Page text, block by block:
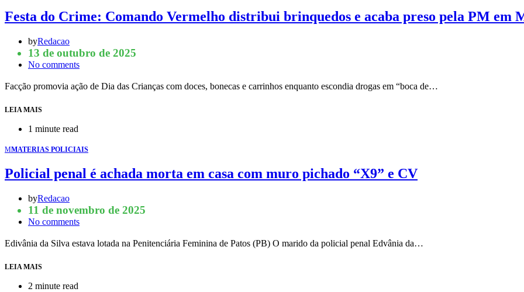
Festa do Crime: Comando Vermelho distribui brinquedos e acaba preso pela PM em
byRedacao
13 de outubro de 2025
No comments
Facção promovia ação de Dia das Crianças com doces, bonecas e carrinhos enquanto escondia drogas em “boca de…
LEIA MAIS
1 minute read
MMATERIAS POLICIAIS
Policial penal é achada morta em casa com muro pichado “X9” e CV
byRedacao
11 de novembro de 2025
No comments
Edivânia da Silva estava lotada na Penitenciária Feminina de Patos (PB) O marido da policial penal Edvânia da…
LEIA MAIS
2 minute read